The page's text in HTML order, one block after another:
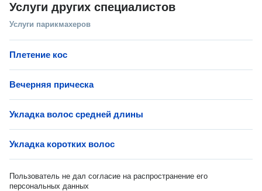
Услуги других специалистов
Услуги парикмахеров
Плетение кос
Вечерняя прическа
Укладка волос средней длины
Укладка коротких волос
Пользователь не дал согласие на распространение его
персональных данных